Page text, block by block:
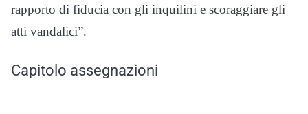
rapporto di fiducia con gli inquilini e scoraggiare gli
atti vandalici”.
Capitolo assegnazioni